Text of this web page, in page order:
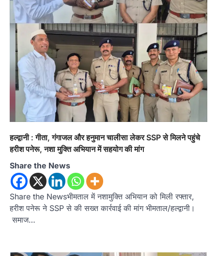
हल्द्वानी : गीता, गंगाजल और हनुमान चालीसा लेकर SSP से मिलने पहुंचे
हरीश पनेरू, नशा मुक्ति अभियान में सहयोग की मांग
Share the News
Share the Newsभीमताल में नशामुक्ति अभियान को मिली रफ्तार,
हरीश पनेरू ने SSP से की सख्त कार्रवाई की मांग भीमताल/हल्द्वानी।
समाज…
2
चौखुटिया में सेवा पखवाड़ा शिविर: 954 लोगों ने
लिया लाभ, 191 में से 182 शिकायतों का मौके
Admin
तड़ागताल में आयोजित सेवा पखवाड़ा शिविर में 954 लोगों
ने किया प्रतिभाग जिलाधिकारी अंशुल सिंह…
प्रतियोगिताएं, तैयारियां पूरी